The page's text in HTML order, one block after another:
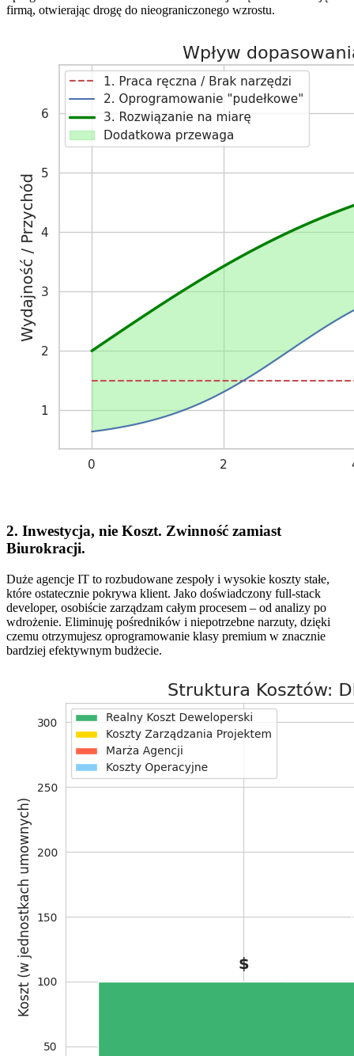
firmą, otwierając drogę do nieograniczonego wzrostu.
2. Inwestycja, nie Koszt. Zwinność zamiast
Biurokracji.
Duże agencje IT to rozbudowane zespoły i wysokie koszty stałe,
które ostatecznie pokrywa klient. Jako doświadczony full-stack
developer, osobiście zarządzam całym procesem – od analizy po
wdrożenie. Eliminuję pośredników i niepotrzebne narzuty, dzięki
czemu otrzymujesz oprogramowanie klasy premium w znacznie
bardziej efektywnym budżecie.